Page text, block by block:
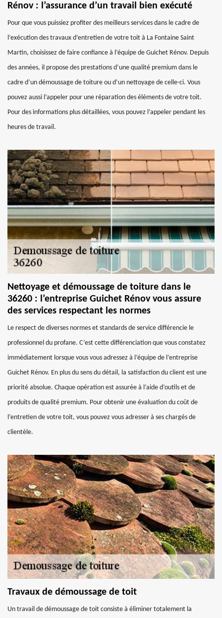
Rénov : l’assurance d’un travail bien exécuté
Pour que vous puissiez profiter des meilleurs services dans le cadre de
l’exécution des travaux d’entretien de votre toit à La Fontaine Saint
Martin, choisissez de faire confiance à l’équipe de Guichet Rénov. Depuis
des années, il propose des prestations d’une qualité premium dans le
cadre d’un démoussage de toiture ou d’un nettoyage de celle-ci. Vous
pouvez aussi l’appeler pour une réparation des éléments de votre toit.
Pour des informations plus détaillées, vous pouvez l’appeler pendant les
heures de travail.
Nettoyage et démoussage de toiture dans le
36260 : l’entreprise Guichet Rénov vous assure
des services respectant les normes
Le respect de diverses normes et standards de service différencie le
professionnel du profane. C’est cette différenciation que vous constatez
immédiatement lorsque vous vous adressez à l’équipe de l’entreprise
Guichet Rénov. En plus du sens du détail, la satisfaction du client est une
priorité absolue. Chaque opération est assurée à l’aide d’outils et de
produits de qualité premium. Pour obtenir une évaluation du coût de
l’entretien de votre toit, vous pouvez vous adresser à ses chargés de
clientèle.
Travaux de démoussage de toit
Un travail de démoussage de toit consiste à éliminer totalement la